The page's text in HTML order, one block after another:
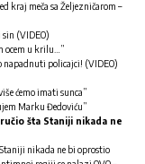
kraj meča sa Željezničarom –
sin (VIDEO)
ocem u krilu…”
napadnuti policajci! (VIDEO)
ćemo imati sunca”
Marku Đedoviću”
šta Staniji nikada ne
nikada ne bi oprostio